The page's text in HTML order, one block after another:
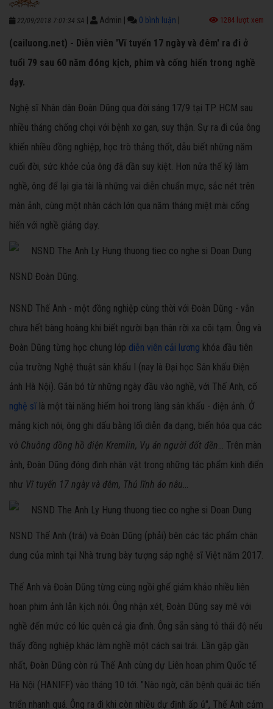
22/09/2018 7:01:34 SA Admin 0 bình luận 1284 lượt xem
(cailuong.net) - Diễn viên 'Vĩ tuyến 17 ngày và đêm' ra đi ở
tuổi 79 sau 60 năm đóng kịch, phim và cống hiến trong nghề
dạy.
Nghệ sĩ Nhân dân Đoàn Dũng qua đời sáng 17/9 tại TP HCM sau
nhiều tháng chống chọi với bệnh xơ gan, suy thận. Sự ra đi của ông
khiến nhiều đồng nghiệp, học trò thảng thốt, dẫu biết những năm
cuối đời, sức khỏe của ông đã dần suy kiệt. Hơn nửa thế kỷ làm
nghề, ông để lại gia tài là những vai diễn chuẩn mực, sắc nét trên
màn ảnh, cùng một nhân cách lớn qua năm tháng miệt mài cống
hiến với nghề giảng dạy.
NSND Đoàn Dũng.
NSND Thế Anh - một đồng nghiệp cùng thời với Đoàn Dũng - vẫn
chưa hết bàng hoàng khi biết người bạn thân rời xa cõi tạm. Ông và
Đoàn Dũng từng học chung lớp diễn viên cải lương khóa đầu tiên
của trường Nghệ thuật sân khấu I (nay là Đại học Sân khấu Điện
ảnh Hà Nội). Gắn bó từ những ngày đầu vào nghề, với Thế Anh, cố
nghệ sĩ là một tài năng hiếm hoi trong làng sân khấu - điện ảnh. Ở
mảng kịch nói, ông ghi dấu bằng lối diễn đa dạng, biến hóa qua các
vở Chuông đồng hồ điện Kremlin, Vụ án người đốt đền... Trên màn
ảnh, Đoàn Dũng đóng đinh nhân vật trong những tác phẩm kinh điển
như Vĩ tuyến 17 ngày và đêm, Thủ lĩnh áo nâu...
NSND Thế Anh (trái) và Đoàn Dũng (phải) bên các tác phẩm chân
dung của mình tại Nhà trưng bày tượng sáp nghệ sĩ Việt năm 2017.
Thế Anh và Đoàn Dũng từng cùng ngồi ghế giám khảo nhiều liên
hoan phim ảnh lẫn kịch nói. Ông nhận xét, Đoàn Dũng say mê với
nghề đến mức có lúc quên cả gia đình. Ông sẵn sàng tỏ thái độ nếu
thấy đồng nghiệp khác làm nghề một cách sai trái. Lần gặp gần
nhất, Đoàn Dũng còn rủ Thế Anh cùng dự Liên hoan phim Quốc tế
Hà Nội (HANIFF) vào tháng 10 tới. "Nào ngờ, căn bệnh quái ác tiến
triển nhanh quá. Ông ra đi khi còn nhiều dự định ấp ủ", Thế Anh cảm